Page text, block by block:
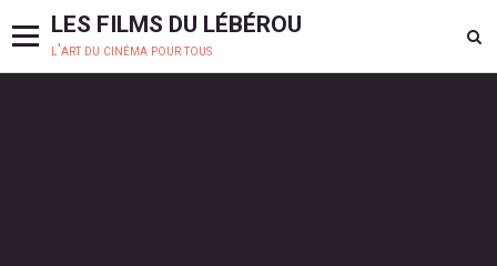
LES FILMS DU LÉBÉROU
l'art du cinéma pour tous